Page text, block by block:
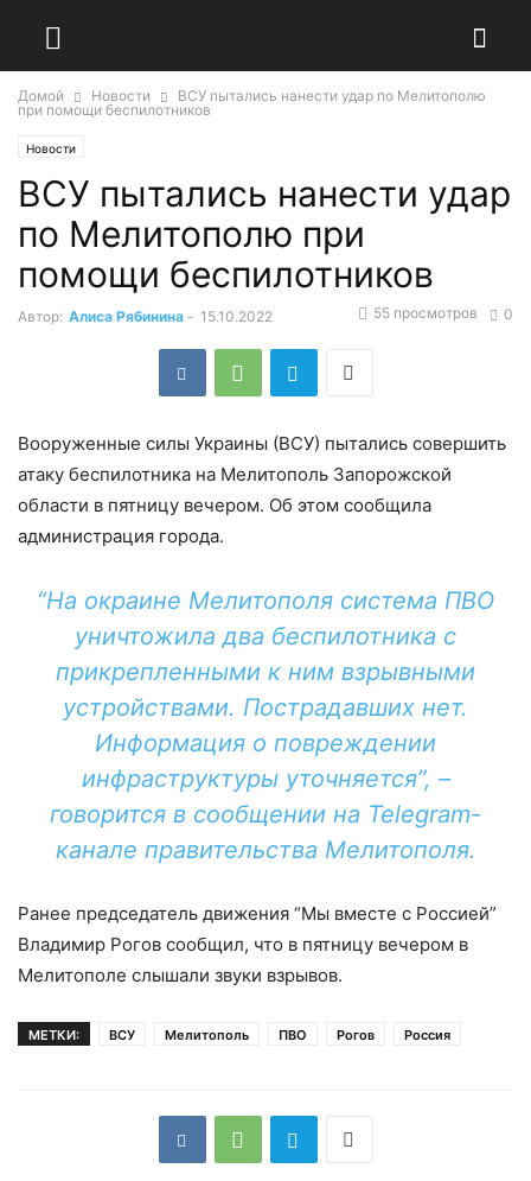
Домой Новости
ВСУ пытались нанести удар по Мелитополю
при помощи беспилотников
Новости
ВСУ пытались нанести удар
по Мелитополю при
помощи беспилотников
Автор: Алиса Рябинина - 15.10.2022 0
55 просмотров
Вооруженные силы Украины (ВСУ) пытались совершить
атаку беспилотника на Мелитополь Запорожской
области в пятницу вечером. Об этом сообщила
администрация города.
“На окраине Мелитополя система ПВО
уничтожила два беспилотника с
прикрепленными к ним взрывными
устройствами. Пострадавших нет.
Информация о повреждении
инфраструктуры уточняется”, –
говорится в сообщении на Telegram-
канале правительства Мелитополя.
Ранее председатель движения “Мы вместе с Россией”
Владимир Рогов сообщил, что в пятницу вечером в
Мелитополе слышали звуки взрывов.
МЕТКИ: ВСУ Мелитополь ПВО Рогов Россия